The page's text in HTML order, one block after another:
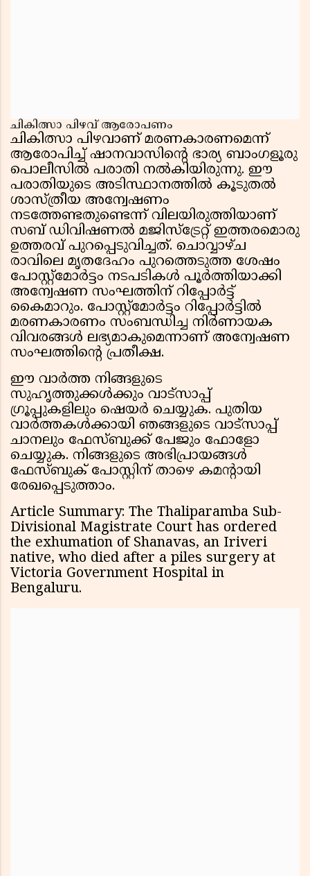
ചികിത്സാ പിഴവ് ആരോപണം
ചികിത്സാ പിഴവാണ് മരണകാരണമെന്ന്
ആരോപിച്ച് ഷാനവാസിൻ്റെ ഭാര്യ ബാംഗളൂരു
പൊലീസിൽ പരാതി നൽകിയിരുന്നു. ഈ
പരാതിയുടെ അടിസ്ഥാനത്തിൽ കൂടുതൽ
ശാസ്ത്രീയ അന്വേഷണം
നടത്തേണ്ടതുണ്ടെന്ന് വിലയിരുത്തിയാണ്
സബ് ഡിവിഷണൽ മജിസ്ട്രേറ്റ് ഇത്തരമൊരു
ഉത്തരവ് പുറപ്പെടുവിച്ചത്. ചൊവ്വാഴ്ച
രാവിലെ മൃതദേഹം പുറത്തെടുത്ത ശേഷം
പോസ്റ്റ്മോർട്ടം നടപടികൾ പൂർത്തിയാക്കി
അന്വേഷണ സംഘത്തിന് റിപ്പോർട്ട്
കൈമാറും. പോസ്റ്റ്മോർട്ടം റിപ്പോർട്ടിൽ
മരണകാരണം സംബന്ധിച്ച നിർണായക
വിവരങ്ങൾ ലഭ്യമാകുമെന്നാണ് അന്വേഷണ
സംഘത്തിൻ്റെ പ്രതീക്ഷ.
ഈ വാർത്ത നിങ്ങളുടെ
സുഹൃത്തുക്കൾക്കും വാട്സാപ്പ്
ഗ്രൂപ്പുകളിലും ഷെയർ ചെയ്യുക. പുതിയ
വാർത്തകൾക്കായി ഞങ്ങളുടെ വാട്സാപ്പ്
ചാനലും ഫേസ്ബുക്ക് പേജും ഫോളോ
ചെയ്യുക. നിങ്ങളുടെ അഭിപ്രായങ്ങൾ
ഫേസ്ബുക് പോസ്റ്റിന് താഴെ കമൻ്റായി
രേഖപ്പെടുത്താം.
Article Summary: The Thaliparamba Sub-
Divisional Magistrate Court has ordered
the exhumation of Shanavas, an Iriveri
native, who died after a piles surgery at
Victoria Government Hospital in
Bengaluru.